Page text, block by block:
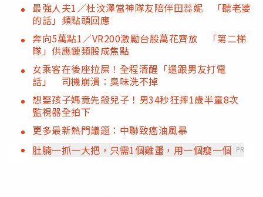
最強人夫1／杜汶澤當神隊友陪伴田蕊妮 「聽老婆
的話」頻點頭回應
奔向5萬點1／VR200激勵台股萬花齊放 「第二梯
隊」供應鏈類股成焦點
女乘客在後座拉屎！全程清醒「還跟男友打電
話」 司機崩潰：臭味洗不掉
想娶孩子媽竟先殺兒子！男34秒狂摔1歲半童8次
監視器全拍下
更多最新熱門議題：中聯致癌油風暴
肚腩一抓一大把，只需1個雞蛋，用一個瘦一個 PR